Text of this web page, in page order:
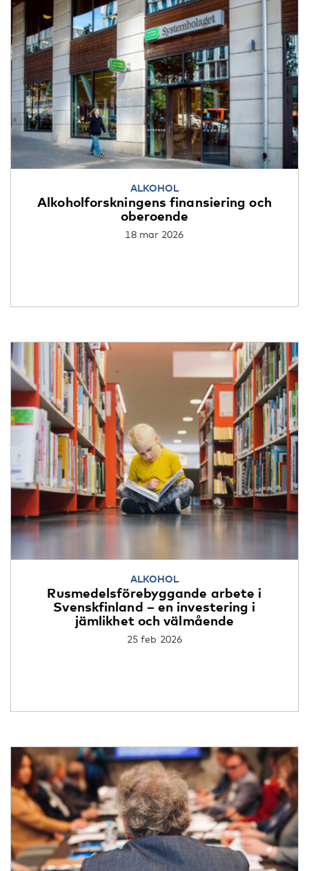
ALKOHOL
Alkoholforskningens finansiering och
oberoende
18 mar 2026
ALKOHOL
Rusmedelsförebyggande arbete i
Svenskfinland – en investering i
jämlikhet och välmående
25 feb 2026